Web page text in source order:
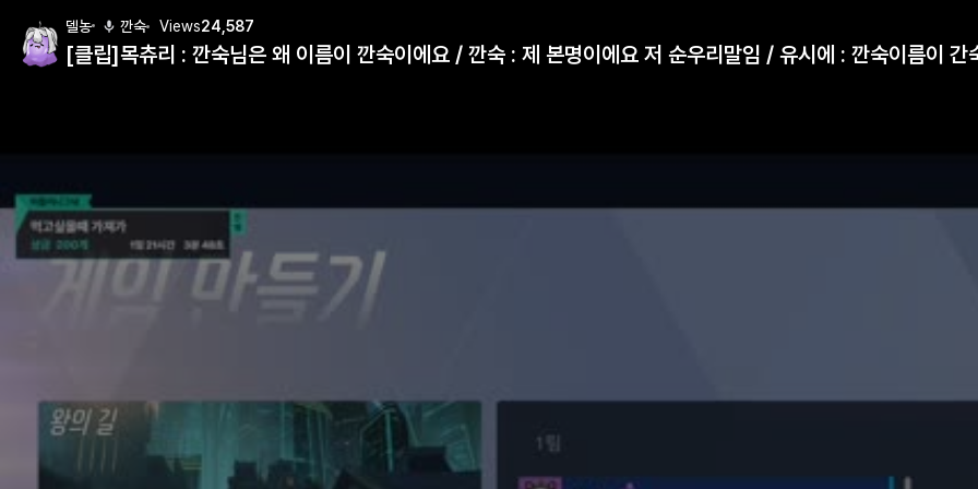
델농
[클립]목츄리 : 깐숙님은 왜 이름이 깐숙이에요 / 깐숙 : 제 본명이에요 저 순우리말임 / 유시에 : 깐숙이름이 간
깐숙 Views24,587